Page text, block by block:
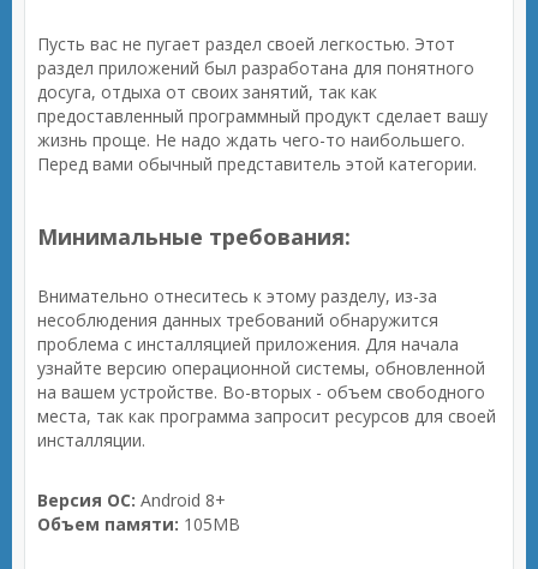
Пусть вас не пугает раздел своей легкостью. Этот
раздел приложений был разработана для понятного
досуга, отдыха от своих занятий, так как
предоставленный программный продукт сделает вашу
жизнь проще. Не надо ждать чего-то наибольшего.
Перед вами обычный представитель этой категории.
Минимальные требования:
Внимательно отнеситесь к этому разделу, из-за
несоблюдения данных требований обнаружится
проблема с инсталляцией приложения. Для начала
узнайте версию операционной системы, обновленной
на вашем устройстве. Во-вторых - объем свободного
места, так как программа запросит ресурсов для своей
инсталляции.
Версия ОС: Android 8+
Объем памяти: 105MB